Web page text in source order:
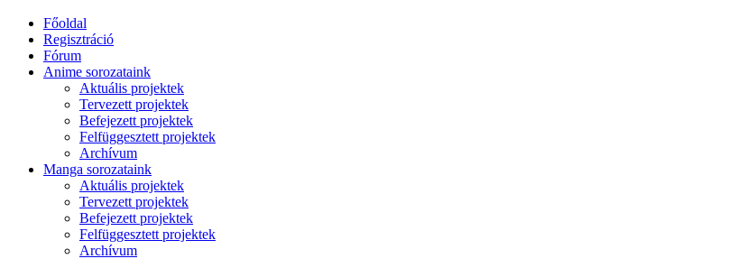
Főoldal
Regisztráció
Fórum
Anime sorozataink
Aktuális projektek
Tervezett projektek
Befejezett projektek
Felfüggesztett projektek
Archívum
Manga sorozataink
Aktuális projektek
Tervezett projektek
Befejezett projektek
Felfüggesztett projektek
Archívum